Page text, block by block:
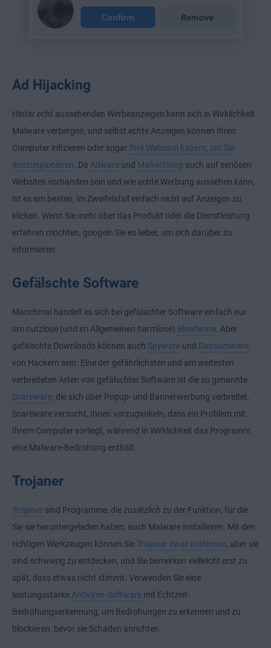
Ad Hijacking
Hinter echt aussehenden Werbeanzeigen kann sich in Wirklichkeit
Malware verbergen, und selbst echte Anzeigen können Ihren
Computer infizieren oder sogar Ihre Webcam kapern, um Sie
auszuspionieren. Da Adware und Malvertising auch auf seriösen
Websites vorhanden sein und wie echte Werbung aussehen kann,
ist es am besten, im Zweifelsfall einfach nicht auf Anzeigen zu
klicken. Wenn Sie mehr über das Produkt oder die Dienstleistung
erfahren möchten, googeln Sie es lieber, um sich darüber zu
informieren.
Gefälschte Software
Manchmal handelt es sich bei gefälschter Software einfach nur
um nutzlose (und im Allgemeinen harmlose) Bloatware. Aber
gefälschte Downloads können auch Spyware und Ransomware
von Hackern sein. Eine der gefährlichsten und am weitesten
verbreiteten Arten von gefälschter Software ist die so genannte
Scareware, die sich über Popup- und Bannerwerbung verbreitet.
Scareware versucht, Ihnen vorzugaukeln, dass ein Problem mit
Ihrem Computer vorliegt, während in Wirklichkeit das Programm
eine Malware-Bedrohung enthält.
Trojaner
Trojaner sind Programme, diezusätzlich zu der Funktion, für die
Sie sie heruntergeladen haben, auch Malware installieren. Mit den
richtigen Werkzeugen können SieTrojaner zwar entfernen, aber sie
sind schwierig zu entdecken, und Sie bemerken vielleicht erst zu
spät, dass etwas nicht stimmt. Verwenden Sie eine
leistungsstarkeAntiviren-Software mit Echtzeit-
Bedrohungserkennung, um Bedrohungen zu erkennen und zu
blockieren, bevor sie Schaden anrichten.